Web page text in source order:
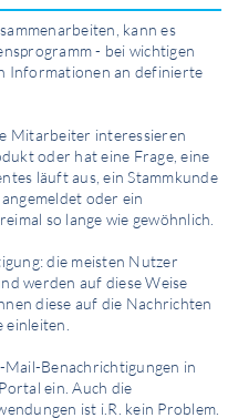
kann es
- bei wichtigen
Infor­mationen an definierte
Mitarbeiter interessieren
oder hat eine Frage, eine
läuft aus, ein Stammkunde
oder ein
so lange wie gewöhnlich.
die meisten Nutzer
werden auf diese Weise
diese auf die Nachrichten
Benachrichtigungen in
ein. Auch die
ist i.R. kein Problem.